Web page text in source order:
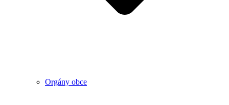
Orgány obce